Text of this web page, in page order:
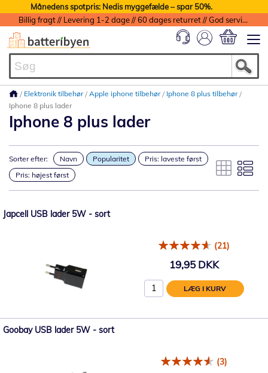
Månedens spotpris: Nedis myggefælde – spar 50%.
Billig fragt // Levering 1-2 dage // 60 dages returret // God service med garanti
Elektronik tilbehør Apple iphone tilbehør
Iphone 8 plus tilbehør
Iphone 8 plus lader
Iphone 8 plus lader
Sorter efter: Navn Popularitet
Pris: laveste først
Pris: højest først
Japcell USB lader 5W - sort
(21)
19,95 DKK
LÆG I KURV
Goobay USB lader 5W - sort
(3)